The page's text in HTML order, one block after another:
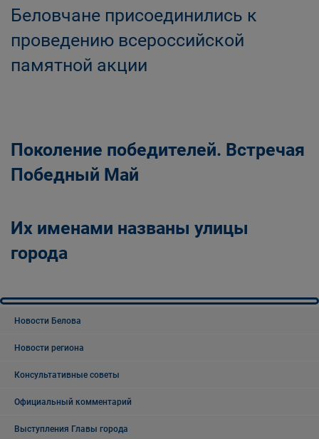
Беловчане присоединились к
проведению всероссийской
памятной акции
Поколение победителей. Встречая
Победный Май
Их именами названы улицы
города
Новости Белова
Новости региона
Консультативные советы
Официальный комментарий
Выступления Главы города